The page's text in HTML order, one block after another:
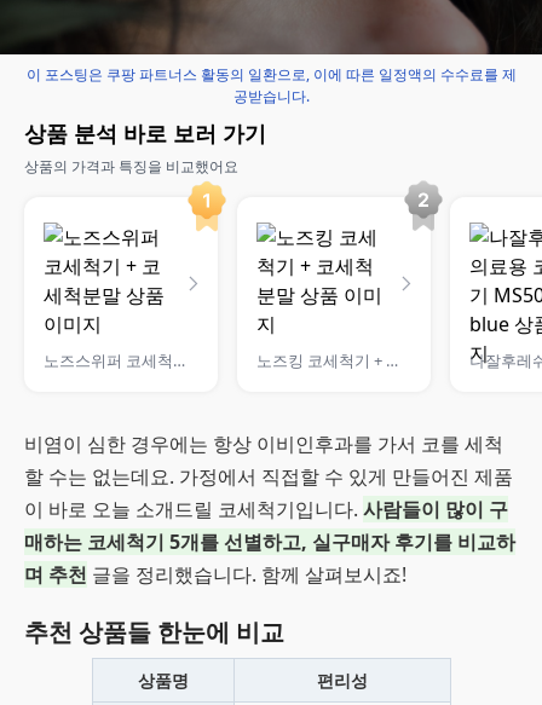
이 포스팅은 쿠팡 파트너스 활동의 일환으로, 이에 따른 일정액의 수수료를 제
공받습니다.
상품 분석 바로 보러 가기
상품의 가격과 특징을 비교했어요
노즈스위퍼 코세척기 + 코세척분말 노즈킹 코세척기 + 코세척 분말
비염이 심한 경우에는 항상 이비인후과를 가서 코를 세척
할 수는 없는데요. 가정에서 직접할 수 있게 만들어진 제품
이 바로 오늘 소개드릴 코세척기입니다. 사람들이 많이 구
매하는 코세척기 5개를 선별하고, 실구매자 후기를 비교하
며 추천 글을 정리했습니다. 함께 살펴보시죠!
추천 상품들 한눈에 비교
상품명 편리성